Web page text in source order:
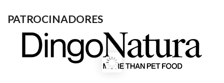
PATROCINADORES